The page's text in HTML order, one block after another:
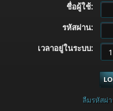
ชื่อผู้ใช้:
รหัสผ่าน:
เวลาอยู่ในระบบ:
ลืมรหัสผ่